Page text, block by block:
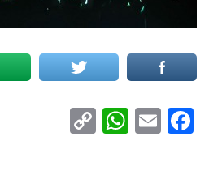
Facebook
Email
WhatsApp